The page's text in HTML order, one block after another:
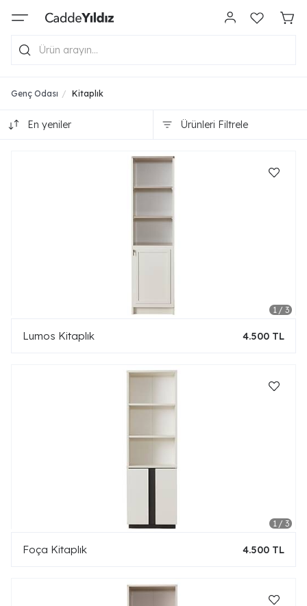
Genç Odası Kitaplık
En yeniler Ürünleri Filtrele
Lumos Kitaplık 4.500 TL
Foça Kitaplık 4.500 TL